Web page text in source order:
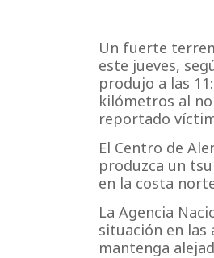
Un fuerte
este jueves,
produjo a las
kilómetros al
reportado
El Centro de
produzca un
en la costa
La Agencia
situación en las
mantenga